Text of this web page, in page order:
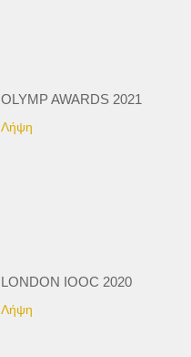
OLYMP AWARDS 2021
Λήψη
LONDON IOOC 2020
Λήψη